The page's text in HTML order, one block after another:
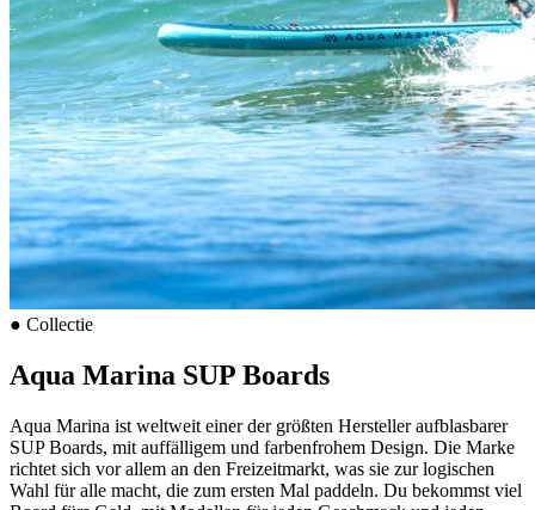
● Collectie
Aqua Marina SUP Boards
Aqua Marina ist weltweit einer der größten Hersteller aufblasbarer
SUP Boards, mit auffälligem und farbenfrohem Design. Die Marke
richtet sich vor allem an den Freizeitmarkt, was sie zur logischen
Wahl für alle macht, die zum ersten Mal paddeln. Du bekommst viel